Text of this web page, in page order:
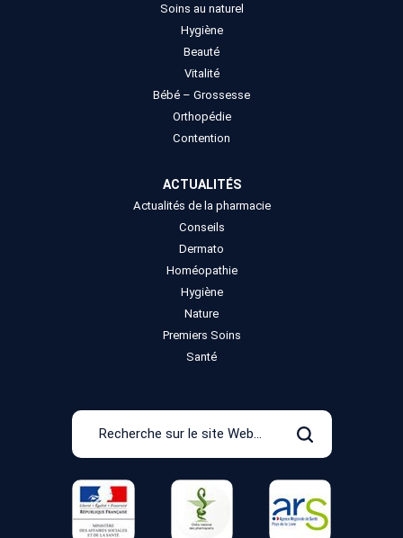
Soins au naturel
Hygiène
Beauté
Vitalité
Bébé – Grossesse
Orthopédie
Contention
ACTUALITÉS
Actualités de la pharmacie
Conseils
Dermato
Homéopathie
Hygiène
Nature
Premiers Soins
Santé
Recherche
le
site
Web
Rechercher